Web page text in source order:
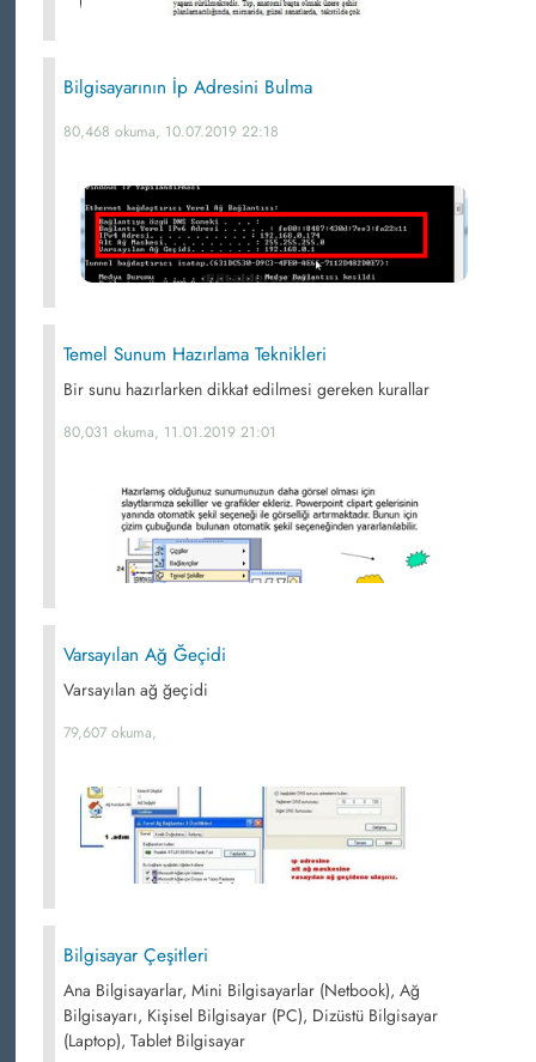
Bilgisayarının İp Adresini Bulma
80,468 okuma, 10.07.2019 22:18
Temel Sunum Hazırlama Teknikleri
Bir sunu hazırlarken dikkat edilmesi gereken kurallar
80,031 okuma, 11.01.2019 21:01
Varsayılan Ağ Ğeçidi
Varsayılan ağ ğeçidi
79,607 okuma,
Bilgisayar Çeşitleri
Ana Bilgisayarlar, Mini Bilgisayarlar (Netbook), Ağ
Bilgisayarı, Kişisel Bilgisayar (PC), Dizüstü Bilgisayar
(Laptop), Tablet Bilgisayar